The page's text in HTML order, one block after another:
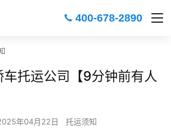
400-678-2890
托运公司【9分钟前有人
年04月22日 托运须知